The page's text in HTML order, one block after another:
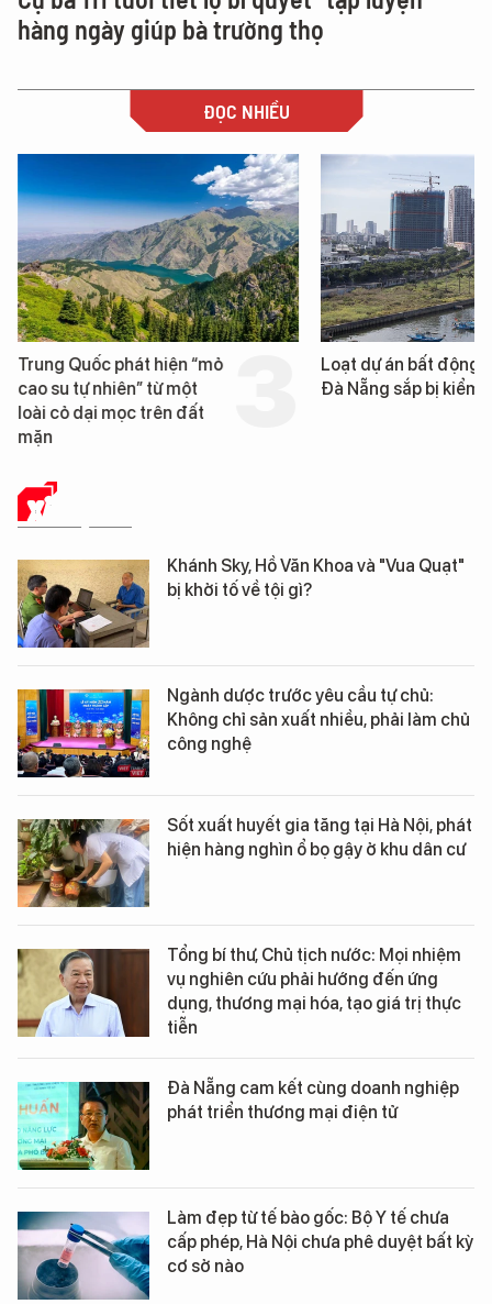
hàng ngày giúp bà trường thọ
ĐỌC NHIỀU
phát hiện “mỏ
từ một
mọc trên đất
Loạt dự án bất động sản ở
Đà Nẵng sắp bị kiểm tra
XÃ HỘI SỐ
Khánh Sky, Hồ Văn Khoa và "Vua Quạt"
bị khởi tố về tội gì?
Ngành dược trước yêu cầu tự chủ:
Không chỉ sản xuất nhiều, phải làm chủ
công nghệ
Sốt xuất huyết gia tăng tại Hà Nội, phát
hiện hàng nghìn ổ bọ gậy ở khu dân cư
Tổng bí thư, Chủ tịch nước: Mọi nhiệm
vụ nghiên cứu phải hướng đến ứng
dụng, thương mại hóa, tạo giá trị thực
tiễn
Đà Nẵng cam kết cùng doanh nghiệp
phát triển thương mại điện tử
Làm đẹp từ tế bào gốc: Bộ Y tế chưa
cấp phép, Hà Nội chưa phê duyệt bất kỳ
cơ sở nào